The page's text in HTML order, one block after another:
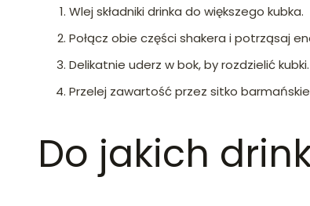
Wlej składniki drinka do większego kubka.
Połącz obie części shakera i potrząsaj
Delikatnie uderz w bok, by rozdzielić kubki.
Przelej zawartość przez sitko barmańskie
Do jakich